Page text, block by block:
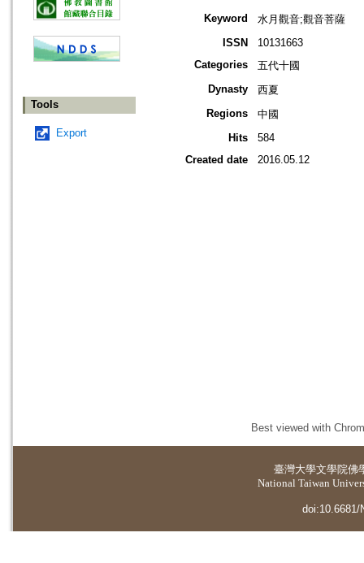
Tools
Export
Keyword
水月觀音;觀音菩薩
ISSN
10131663
Categories
五代十國
Dynasty
西夏
Regions
中國
Hits
584
Created date
2016.05.12
Best viewed with
臺灣大學文學院佛
National Taiwan
doi:10.6681/